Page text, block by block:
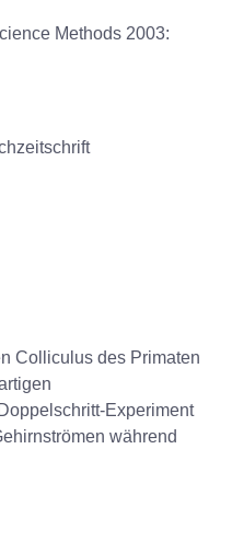
Methods 2003:
Colliculus des Primaten
Experiment
während